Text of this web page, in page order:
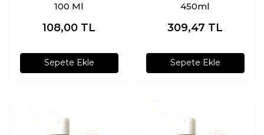
100 Ml
108,00 TL
Sepete Ekle
450ml
309,47 TL
Sepete Ekle